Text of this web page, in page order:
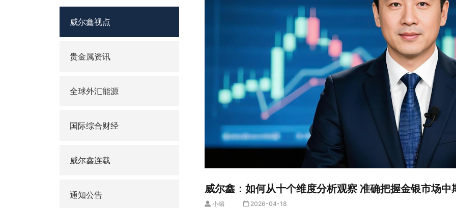
威尔鑫视点
贵金属资讯
全球外汇能源
国际综合财经
威尔鑫连载
通知公告 威尔鑫：如何从十个维度分析观察 准确把握金银市场中
小编 2026-04-18